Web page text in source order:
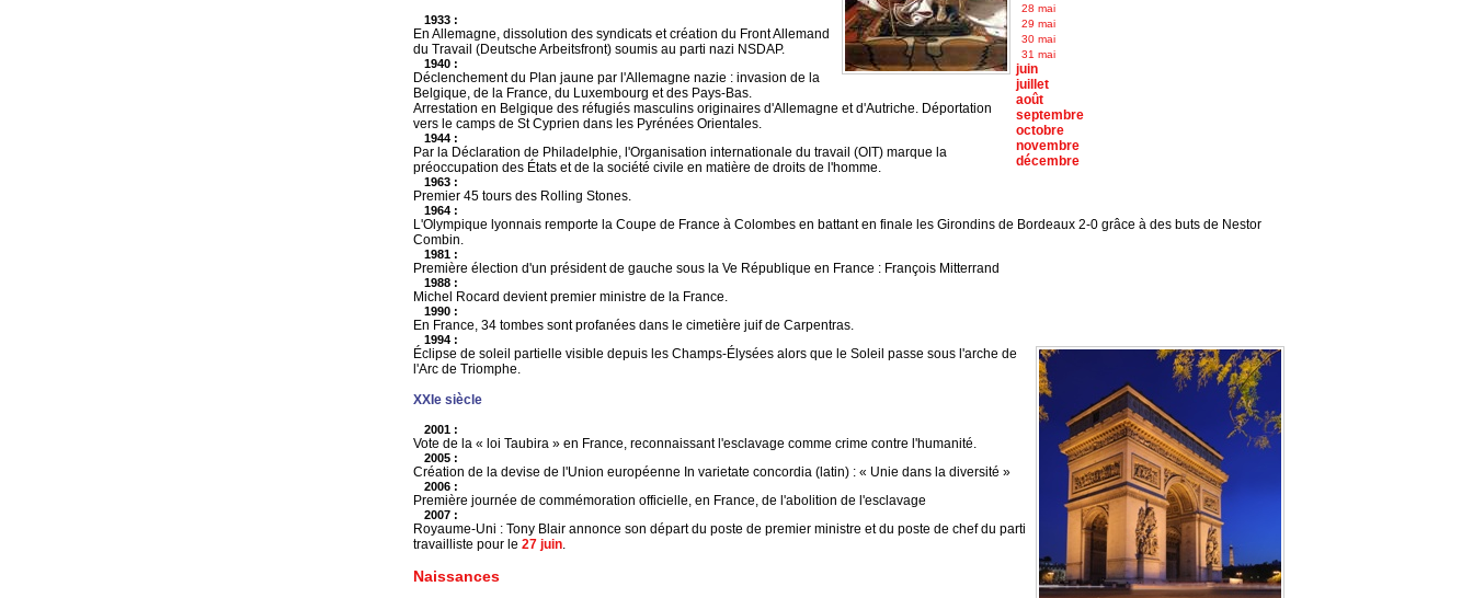
28 mai
29 mai
30 mai
31 mai
juin
juillet
août
septembre
octobre
novembre
décembre
1933 :
En Allemagne, dissolution des syndicats et création du Front Allemand
du Travail (Deutsche Arbeitsfront) soumis au parti nazi NSDAP.
1940 :
Déclenchement du Plan jaune par l'Allemagne nazie : invasion de la
Belgique, de la France, du Luxembourg et des Pays-Bas.
Arrestation en Belgique des réfugiés masculins originaires d'Allemagne et d'Autriche. Déportation
vers le camps de St Cyprien dans les Pyrénées Orientales.
1944 :
Par la Déclaration de Philadelphie, l'Organisation internationale du travail (OIT) marque la
préoccupation des États et de la société civile en matière de droits de l'homme.
1963 :
Premier 45 tours des Rolling Stones.
1964 :
L'Olympique lyonnais remporte la Coupe de France à Colombes en battant en finale les Girondins de Bordeaux 2-0 grâce à des buts de Nestor
Combin.
1981 :
Première élection d'un président de gauche sous la Ve République en France : François Mitterrand
1988 :
Michel Rocard devient premier ministre de la France.
1990 :
En France, 34 tombes sont profanées dans le cimetière juif de Carpentras.
1994 :
Éclipse de soleil partielle visible depuis les Champs-Élysées alors que le Soleil passe sous l'arche de
l'Arc de Triomphe.
XXIe siècle
2001 :
Vote de la « loi Taubira » en France, reconnaissant l'esclavage comme crime contre l'humanité.
2005 :
Création de la devise de l'Union européenne In varietate concordia (latin) : « Unie dans la diversité »
2006 :
Première journée de commémoration officielle, en France, de l'abolition de l'esclavage
2007 :
Royaume-Uni : Tony Blair annonce son départ du poste de premier ministre et du poste de chef du parti
travailliste pour le 27 juin.
Naissances